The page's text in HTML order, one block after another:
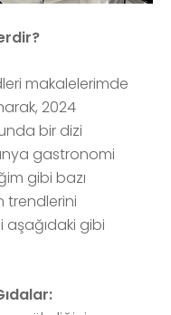
makalelerimde
2024
bir dizi
gastronomi
gibi bazı
trendlerini
aşağıdaki gibi